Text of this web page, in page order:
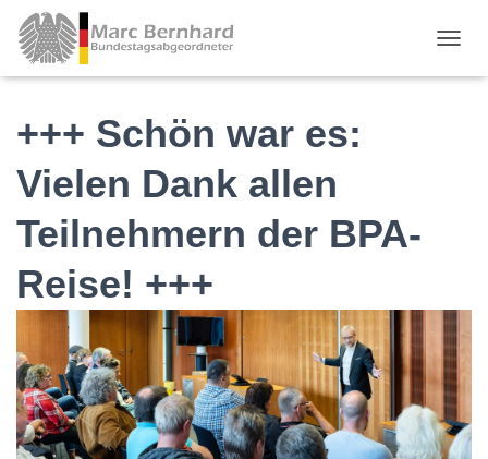
+++ Schön war es:
Vielen Dank allen
Teilnehmern der BPA-
Reise! +++